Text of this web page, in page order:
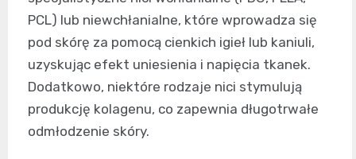
PCL) lub niewchłanialne, które wprowadza się
pod skórę za pomocą cienkich igieł lub kaniuli,
uzyskując efekt uniesienia i napięcia tkanek.
Dodatkowo, niektóre rodzaje nici stymulują
produkcję kolagenu, co zapewnia długotrwałe
odmłodzenie skóry.